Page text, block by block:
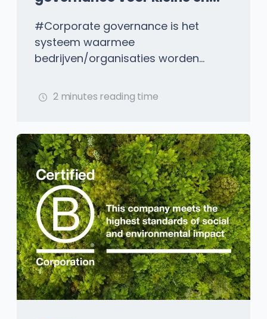
in Engeland en Wales
#Corporate governance is het
systeem waarmee
bedrijven/organisaties worden...
2 minutes reading time